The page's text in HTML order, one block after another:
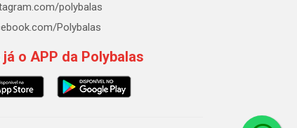
polybalas
Polybalas
já o APP da Polybalas